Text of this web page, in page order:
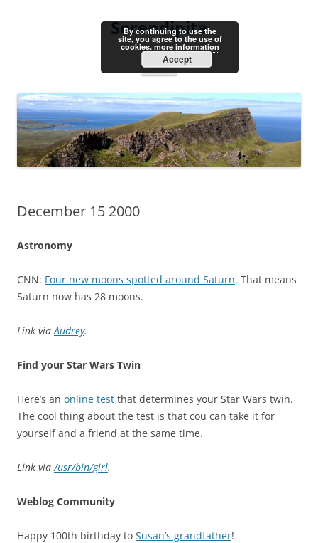
Serendipita
Menu
December 15 2000
Astronomy
CNN: Four new moons spotted around Saturn. That means
Saturn now has 28 moons.
Link viaAudrey.
Find your Star Wars Twin
Here’s an online test that determines your Star Wars twin.
The cool thing about the test is that cou can take it for
yourself and a friend at the same time.
Link via/usr/bin/girl.
Weblog Community
Happy 100th birthday to Susan’s grandfather!
By continuing to use the
site, you agree to the use of
cookies. more information
Accept